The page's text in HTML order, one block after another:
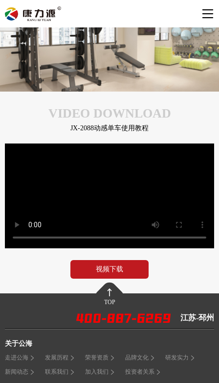
VIDEO DOWNLOAD
JX-2088动感单车使用教程
视频下载
TOP
江苏-邳州
关于公海
走进公海 发展历程 荣誉资质 品牌文化 研发实力
新闻动态 联系我们 加入我们 投资者关系